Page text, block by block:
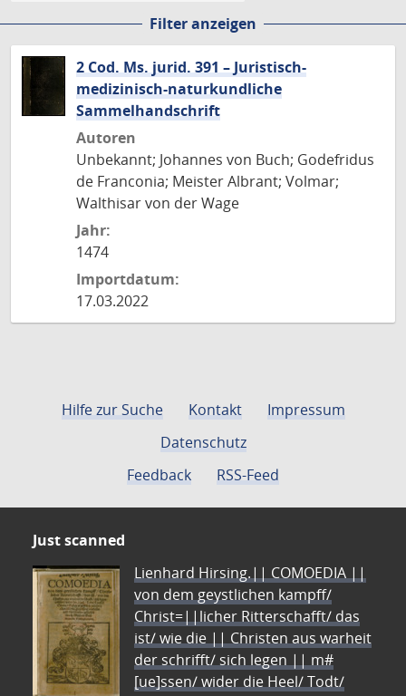
Filter anzeigen
2 Cod. Ms. jurid. 391 – Juristisch-
medizinisch-naturkundliche
Sammelhandschrift
Autoren
Unbekannt; Johannes von Buch; Godefridus
de Franconia; Meister Albrant; Volmar;
Walthisar von der Wage
Jahr:
1474
Importdatum:
17.03.2022
Hilfe zur Suche Kontakt
Impressum
Datenschutz
Feedback
RSS-Feed
Just scanned
Lienhard Hirsing.|| COMOEDIA ||
von dem geystlichen kampff/
Christ=||licher Ritterschafft/ das
ist/ wie die || Christen aus warheit
der schrifft/ sich legen || m#
[ue]ssen/ wider die Heel/ Todt/